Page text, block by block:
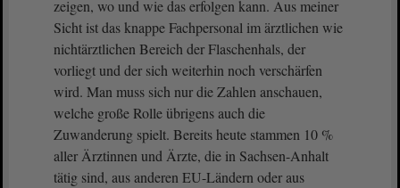
zeigen, wo und wie das erfolgen kann. Aus meiner
Sicht ist das knappe Fachpersonal im ärztlichen wie
nichtärztlichen Bereich der Flaschenhals, der
vorliegt und der sich weiterhin noch verschärfen
wird. Man muss sich nur die Zahlen anschauen,
welche große Rolle übrigens auch die
Zuwanderung spielt. Bereits heute stammen 10 %
aller Ärztinnen und Ärzte, die in Sachsen-Anhalt
tätig sind, aus anderen EU-Ländern oder aus